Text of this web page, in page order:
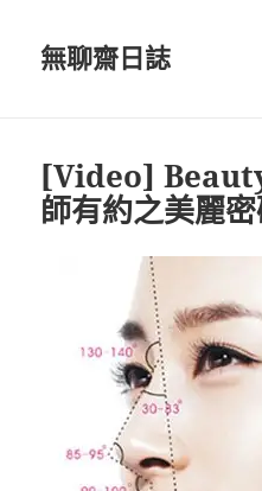
無聊齋日誌
[Video]
師有約之美麗